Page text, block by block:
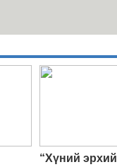
“Хүний